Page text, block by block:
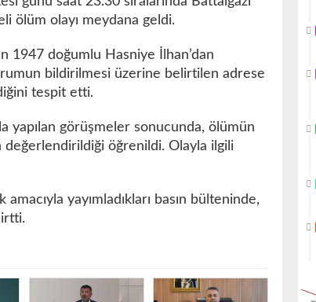
ölüm olayı meydana geldi.
1947 doğumlu Hasniye İlhan’dan
bildirilmesi üzerine belirtilen adrese
tespit etti.
yapılan görüşmeler sonucunda, ölümün
değerlendirildiği öğrenildi. Olayla ilgili
yayımladıkları basın bülteninde,